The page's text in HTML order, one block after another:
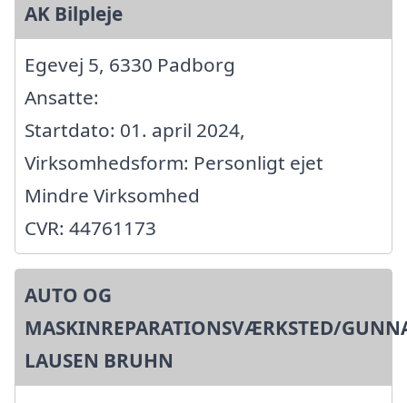
AK Bilpleje
Egevej 5, 6330 Padborg
Ansatte:
Startdato: 01. april 2024,
Virksomhedsform: Personligt ejet
Mindre Virksomhed
CVR: 44761173
AUTO OG
MASKINREPARATIONSVÆRKSTED/
LAUSEN BRUHN